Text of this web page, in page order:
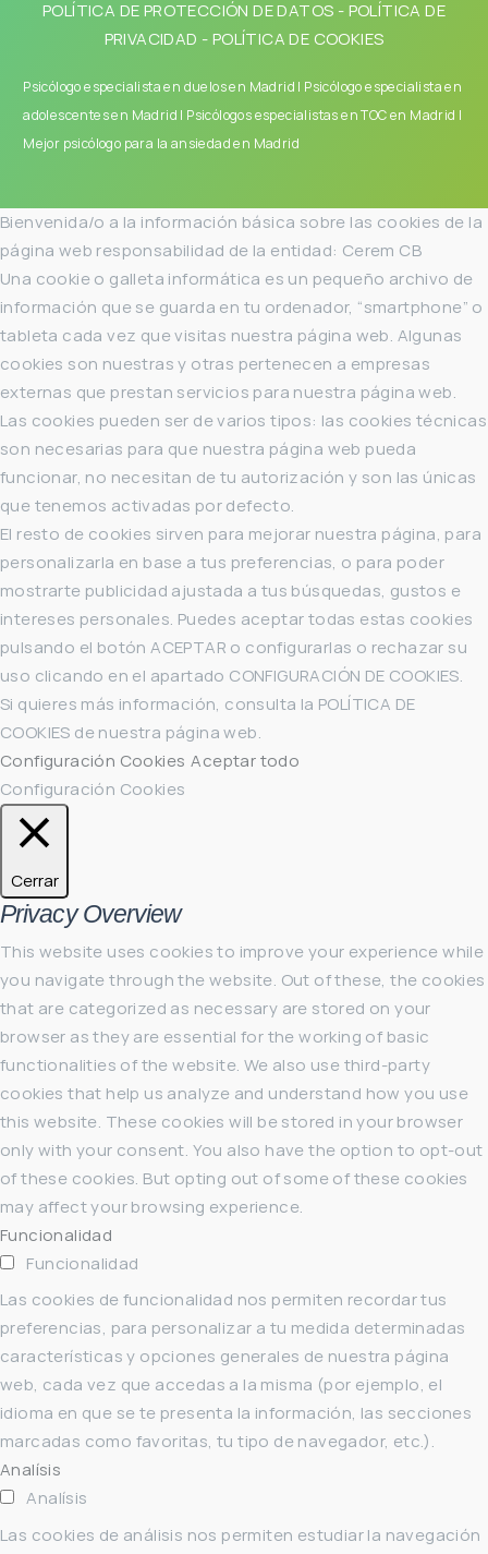
POLÍTICA DE PROTECCIÓN DE DATOS -POLÍTICA DE
PRIVACIDAD -POLÍTICA DE COOKIES
Psicólogo especialista en duelos en Madrid | Psicólogo especialista en
adolescentes en Madrid | Psicólogos especialistas en TOC en Madrid |
Mejor psicólogo para la ansiedad en Madrid
Bienvenida/o a la información básica sobre las cookies de la
página web responsabilidad de la entidad: Cerem CB
Una cookie o galleta informática es un pequeño archivo de
información que se guarda en tu ordenador, “smartphone” o
tableta cada vez que visitas nuestra página web. Algunas
cookies son nuestras y otras pertenecen a empresas
externas que prestan servicios para nuestra página web.
Las cookies pueden ser de varios tipos: las cookies técnicas
son necesarias para que nuestra página web pueda
funcionar, no necesitan de tu autorización y son las únicas
que tenemos activadas por defecto.
El resto de cookies sirven para mejorar nuestra página, para
personalizarla en base a tus preferencias, o para poder
mostrarte publicidad ajustada a tus búsquedas, gustos e
intereses personales. Puedes aceptar todas estas cookies
pulsando el botón ACEPTAR o configurarlas o rechazar su
uso clicando en el apartado CONFIGURACIÓN DE COOKIES.
Si quieres más información, consulta la POLÍTICA DE
COOKIES de nuestra página web.
Configuración Cookies Aceptar todo
Configuración Cookies
Cerrar
Privacy Overview
This website uses cookies to improve your experience while
you navigate through the website. Out of these, the cookies
that are categorized as necessary are stored on your
browser as they are essential for the working of basic
functionalities of the website. We also use third-party
cookies that help us analyze and understand how you use
this website. These cookies will be stored in your browser
only with your consent. You also have the option to opt-out
of these cookies. But opting out of some of these cookies
may affect your browsing experience.
Funcionalidad
Funcionalidad
Las cookies de funcionalidad nos permiten recordar tus
preferencias, para personalizar a tu medida determinadas
características y opciones generales de nuestra página
web, cada vez que accedas a la misma (por ejemplo, el
idioma en que se te presenta la información, las secciones
marcadas como favoritas, tu tipo de navegador, etc.).
Analísis
Analísis
Las cookies de análisis nos permiten estudiar la navegación